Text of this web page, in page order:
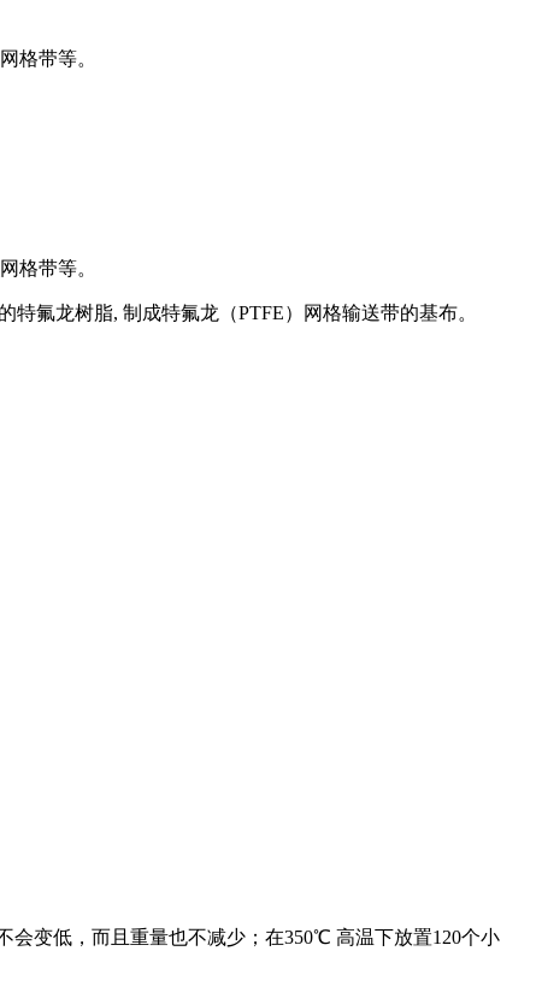
格带等。
网格带等。
氟龙树脂, 制成特氟龙（PTFE）网格输送带的基布。
变低，而且重量也不减少；在350℃ 高温下放置120个小